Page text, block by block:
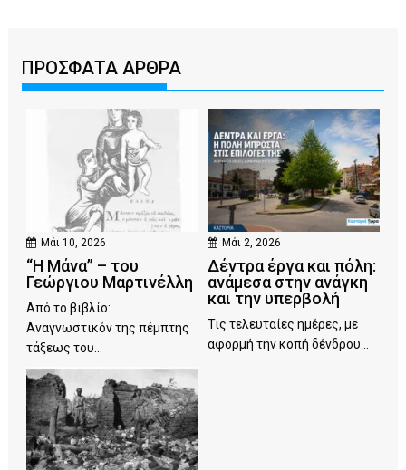
ΠΡΟΣΦΑΤΑ ΑΡΘΡΑ
Μάι 10, 2026
“Η Μάνα” – του
Γεώργιου Μαρτινέλλη
Από το βιβλίο:
Αναγνωστικόν της πέμπτης
τάξεως του...
Μάι 2, 2026
Δέντρα έργα και πόλη:
ανάμεσα στην ανάγκη
και την υπερβολή
Τις τελευταίες ημέρες, με
αφορμή την κοπή δένδρου...